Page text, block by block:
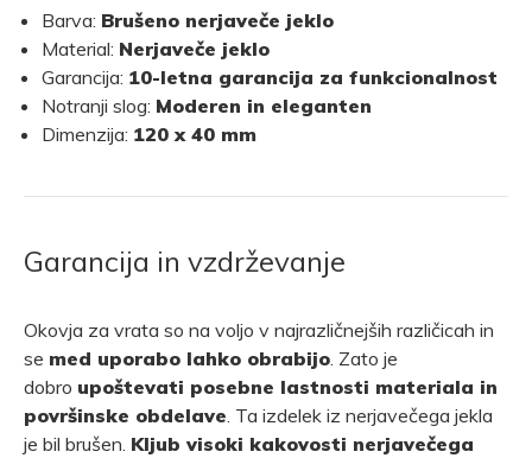
Barva: Brušeno nerjaveče jeklo
Material: Nerjaveče jeklo
Garancija: 10-letna garancija za funkcionalnost
Notranji slog: Moderen in eleganten
Dimenzija: 120 x 40 mm
Garancija in vzdrževanje
Okovja za vrata so na voljo v najrazličnejših različicah in
se med uporabo lahko obrabijo. Zato je
dobro upoštevati posebne lastnosti materiala in
površinske obdelave. Ta izdelek iz nerjavečega jekla
je bil brušen. Kljub visoki kakovosti nerjavečega